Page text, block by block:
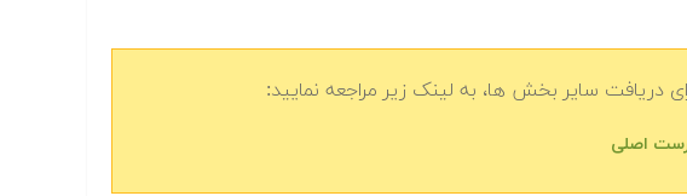
سایر بخش ها، به لینک زیر مراجعه نمایید:
اصلی